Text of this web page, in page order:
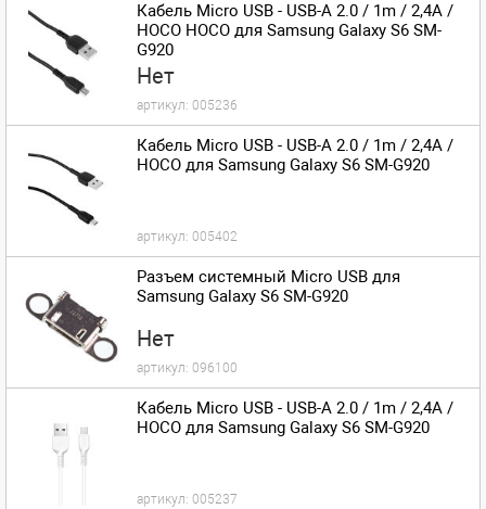
Кабель Micro USB - USB-A 2.0 / 1m / 2,4A /
HOCO HOCO для Samsung Galaxy S6 SM-
G920
Нет
артикул: 005236
Кабель Micro USB - USB-A 2.0 / 1m / 2,4A /
HOCO для Samsung Galaxy S6 SM-G920
артикул: 005402
Разъем системный Micro USB для
Samsung Galaxy S6 SM-G920
Нет
артикул: 096100
Кабель Micro USB - USB-A 2.0 / 1m / 2,4A /
HOCO для Samsung Galaxy S6 SM-G920
артикул: 005237